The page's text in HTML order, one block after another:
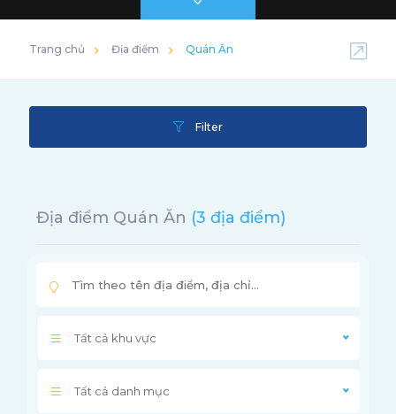
Trang chủ Địa điểm Quán Ăn
Filter
Địa điểm Quán Ăn (3 địa điểm)
Tất cả khu vực
Tất cả danh mục